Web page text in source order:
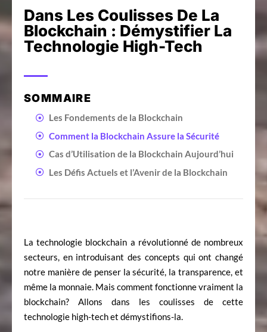
Dans Les Coulisses De La
Blockchain : Démystifier La
Technologie High-Tech
SOMMAIRE
Les Fondements de la Blockchain
Comment la Blockchain Assure la Sécurité
Cas d’Utilisation de la Blockchain Aujourd’hui
Les Défis Actuels et l’Avenir de la Blockchain
La technologie blockchain a révolutionné de nombreux
secteurs, en introduisant des concepts qui ont changé
notre manière de penser la sécurité, la transparence, et
même la monnaie. Mais comment fonctionne vraiment la
blockchain? Allons dans les coulisses de cette
technologie high-tech et démystifions-la.